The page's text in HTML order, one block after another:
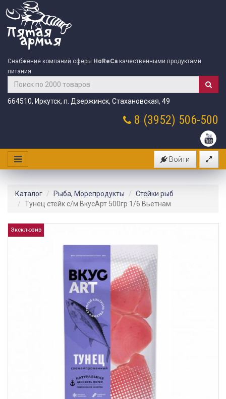
Снабжение компаний сферы HoReCa качественными продуктами
питания
664510, Иркутск, п. Дзержинск, Стахановская, 49
8 (3952) 506-500
Войти
Каталог Рыба, Морепродукты
Стейки рыб
Тунец стейк с/м ВкусАрт 500гр 1/6 Вьетнам
Эксклюзив